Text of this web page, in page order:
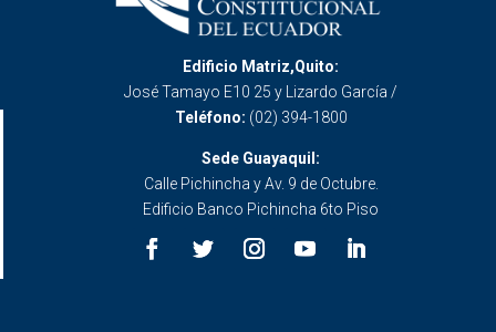
Edificio Matriz,Quito:
José Tamayo E10 25 y Lizardo García /
Teléfono: (02) 394-1800
Sede Guayaquil:
Calle Pichincha y Av. 9 de Octubre.
Edificio Banco Pichincha 6to Piso